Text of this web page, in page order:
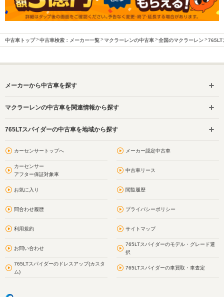
中古車トップ 中古車検索：メーカー一覧 マクラーレンの中古車 全国のマクラーレン 765LT
メーカーから中古車を探す
マクラーレンの中古車を関連情報から探す
765LTスパイダーの中古車を地域から探す
カーセンサートップへ メーカー認定中古車
カーセンサー
アフター保証対象車
中古車リース
お気に入り 閲覧履歴
問合わせ履歴 プライバシーポリシー
利用規約 サイトマップ
お問い合わせ
765LTスパイダーのモデル・グレード選
択
765LTスパイダーのドレスアップ(カスタ
ム)
765LTスパイダーの車買取・車査定